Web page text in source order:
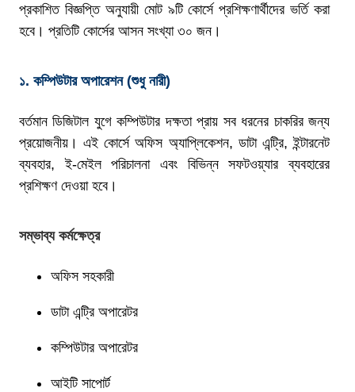
প্রকাশিত বিজ্ঞপ্তি অনুযায়ী মোট ৯টি কোর্সে প্রশিক্ষণার্থীদের ভর্তি করা
হবে। প্রতিটি কোর্সের আসন সংখ্যা ৩০ জন।
১. কম্পিউটার অপারেশন (শুধু নারী)
বর্তমান ডিজিটাল যুগে কম্পিউটার দক্ষতা প্রায় সব ধরনের চাকরির জন্য
প্রয়োজনীয়। এই কোর্সে অফিস অ্যাপ্লিকেশন, ডাটা এন্ট্রি, ইন্টারনেট
ব্যবহার, ই-মেইল পরিচালনা এবং বিভিন্ন সফটওয়্যার ব্যবহারের
প্রশিক্ষণ দেওয়া হবে।
সম্ভাব্য কর্মক্ষেত্র
অফিস সহকারী
ডাটা এন্ট্রি অপারেটর
কম্পিউটার অপারেটর
আইটি সাপোর্ট